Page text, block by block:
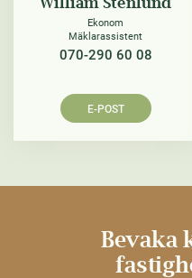
Ekonom
Mäklarassistent
070-290 60 08
E-POST
Bevaka